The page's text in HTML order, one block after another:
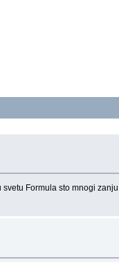
Formula sto mnogi